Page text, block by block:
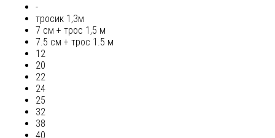
-
тросик 1,3м
7 см + трос 1,5 м
7.5 см + трос 1.5 м
12
20
22
24
25
32
38
40